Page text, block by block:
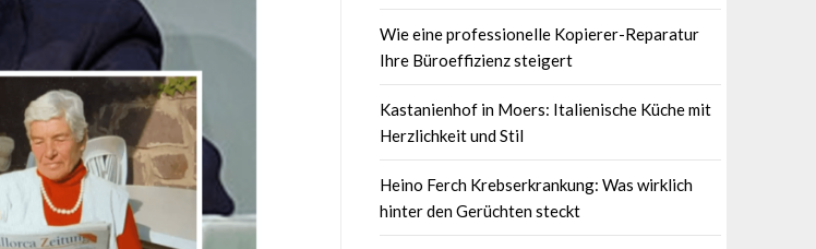
Wie eine professionelle Kopierer-Reparatur
Ihre Büroeffizienz steigert
Kastanienhof in Moers: Italienische Küche mit
Herzlichkeit und Stil
Heino Ferch Krebserkrankung: Was wirklich
hinter den Gerüchten steckt